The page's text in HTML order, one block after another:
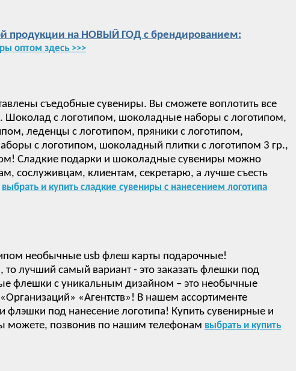
продукции на НОВЫЙ ГОД с брендированием:
оптом здесь >>>
съедобные сувениры. Вы сможете воплотить все
Шоколад с логотипом, шоколадные наборы с логотипом,
леденцы с логотипом, пряники с логотипом,
с логотипом, шоколадный плитки с логотипом 3 гр.,
Сладкие подарки и шоколадные сувениры можно
сослуживцам, клиентам, секретарю, а лучше съесть
выбрать и купить сладкие сувениры с нанесением логотипа
необычные usb флеш карты подарочные!
то лучший самый вариант - это заказать флешки под
флешки с уникальным дизайном – это необычные
«Агентств»! В нашем ассортименте
под нанесение логотипа! Купить сувенирные и
можете, позвонив по нашим телефонам выбрать и купить